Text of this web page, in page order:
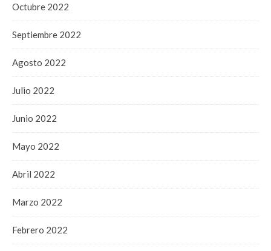
Octubre 2022
Septiembre 2022
Agosto 2022
Julio 2022
Junio 2022
Mayo 2022
Abril 2022
Marzo 2022
Febrero 2022